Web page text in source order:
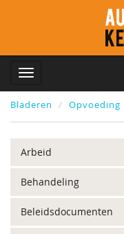
Bladeren Opvoeding
Arbeid
Behandeling
Beleidsdocumenten